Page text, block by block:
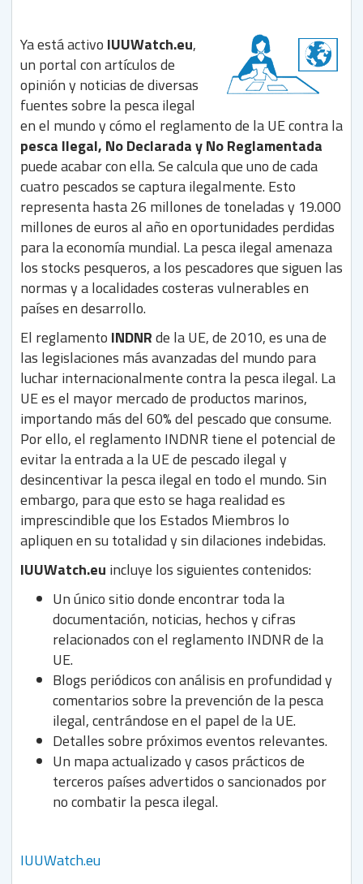
Ya está activo IUUWatch.eu,
un portal con artículos de
opinión y noticias de diversas
fuentes sobre la pesca ilegal
en el mundo y cómo el reglamento de la UE contra la
pesca Ilegal, No Declarada y No Reglamentada
puede acabar con ella. Se calcula que uno de cada
cuatro pescados se captura ilegalmente. Esto
representa hasta 26 millones de toneladas y 19.000
millones de euros al año en oportunidades perdidas
para la economía mundial. La pesca ilegal amenaza
los stocks pesqueros, a los pescadores que siguen las
normas y a localidades costeras vulnerables en
países en desarrollo.
El reglamento INDNRde la UE, de 2010, es una de
las legislaciones más avanzadas del mundo para
luchar internacionalmente contra la pesca ilegal. La
UE es el mayor mercado de productos marinos,
importando más del 60% del pescado que consume.
Por ello, el reglamento INDNR tiene el potencial de
evitar la entrada a la UE de pescado ilegal y
desincentivar la pesca ilegal en todo el mundo. Sin
embargo, para que esto se haga realidad es
imprescindible que los Estados Miembros lo
apliquen en su totalidad y sin dilaciones indebidas.
IUUWatch.eu incluye los siguientes contenidos:
Un único sitio donde encontrar toda la
documentación, noticias, hechos y cifras
relacionados con el reglamento INDNR de la
UE.
Blogs periódicos con análisis en profundidad y
comentarios sobre la prevención de la pesca
ilegal, centrándose en el papel de la UE.
Detalles sobre próximos eventos relevantes.
Un mapa actualizado y casos prácticos de
terceros países advertidos o sancionados por
no combatir la pesca ilegal.
IUUWatch.eu